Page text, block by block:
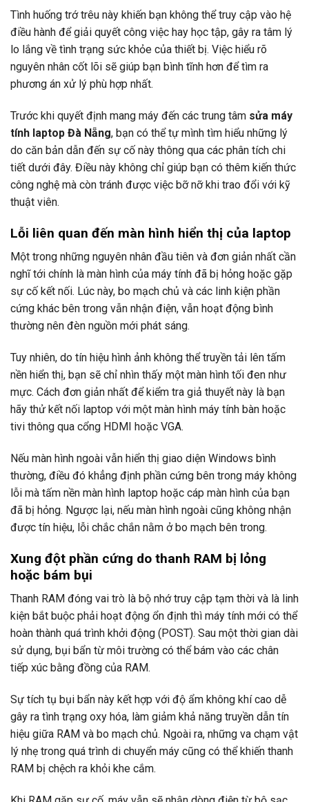
Tình huống trớ trêu này khiến bạn không thể truy cập vào hệ
điều hành để giải quyết công việc hay học tập, gây ra tâm lý
lo lắng về tình trạng sức khỏe của thiết bị. Việc hiểu rõ
nguyên nhân cốt lõi sẽ giúp bạn bình tĩnh hơn để tìm ra
phương án xử lý phù hợp nhất.
Trước khi quyết định mang máy đến các trung tâm sửa máy
tính laptop Đà Nẵng, bạn có thể tự mình tìm hiểu những lý
do căn bản dẫn đến sự cố này thông qua các phân tích chi
tiết dưới đây. Điều này không chỉ giúp bạn có thêm kiến thức
công nghệ mà còn tránh được việc bỡ nỡ khi trao đổi với kỹ
thuật viên.
Lỗi liên quan đến màn hình hiển thị của laptop
Một trong những nguyên nhân đầu tiên và đơn giản nhất cần
nghĩ tới chính là màn hình của máy tính đã bị hỏng hoặc gặp
sự cố kết nối. Lúc này, bo mạch chủ và các linh kiện phần
cứng khác bên trong vẫn nhận điện, vẫn hoạt động bình
thường nên đèn nguồn mới phát sáng.
Tuy nhiên, do tín hiệu hình ảnh không thể truyền tải lên tấm
nền hiển thị, bạn sẽ chỉ nhìn thấy một màn hình tối đen như
mực. Cách đơn giản nhất để kiểm tra giả thuyết này là bạn
hãy thử kết nối laptop với một màn hình máy tính bàn hoặc
tivi thông qua cổng HDMI hoặc VGA.
Nếu màn hình ngoài vẫn hiển thị giao diện Windows bình
thường, điều đó khẳng định phần cứng bên trong máy không
lỗi mà tấm nền màn hình laptop hoặc cáp màn hình của bạn
đã bị hỏng. Ngược lại, nếu màn hình ngoài cũng không nhận
được tín hiệu, lỗi chắc chắn nằm ở bo mạch bên trong.
Xung đột phần cứng do thanh RAM bị lỏng
hoặc bám bụi
Thanh RAM đóng vai trò là bộ nhớ truy cập tạm thời và là linh
kiện bắt buộc phải hoạt động ổn định thì máy tính mới có thể
hoàn thành quá trình khởi động (POST). Sau một thời gian dài
sử dụng, bụi bẩn từ môi trường có thể bám vào các chân
tiếp xúc bằng đồng của RAM.
Sự tích tụ bụi bẩn này kết hợp với độ ẩm không khí cao dễ
gây ra tình trạng oxy hóa, làm giảm khả năng truyền dẫn tín
hiệu giữa RAM và bo mạch chủ. Ngoài ra, những va chạm vật
lý nhẹ trong quá trình di chuyển máy cũng có thể khiến thanh
RAM bị chệch ra khỏi khe cắm.